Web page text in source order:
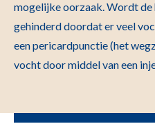
mogelijke oorzaak. Wordt
gehinderd doordat er veel
een pericardpunctie (het
vocht door middel van een